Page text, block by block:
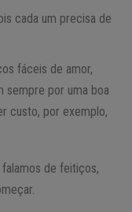
cada um precisa de
fáceis de amor,
sempre por uma boa
custo, por exemplo,
de feitiços,